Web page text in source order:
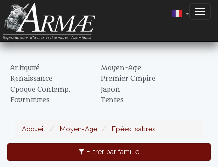
Antiquité
Moyen-Age
Renaissance
Premier Empire
Epoque Contemp.
Japon
Fournitures
Tentes
Accueil Moyen-Age Epées, sabres
Filtrer par famille